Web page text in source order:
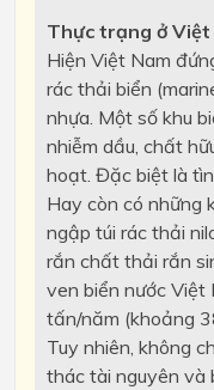
Thực trạng ở Việt
Hiện Việt Nam
rác thải biển
nhựa. Một số khu
nhiễm dầu, chất
hoạt. Đặc biệt là
Hay còn có những
ngập túi rác thải
rắn chất thải rắn
ven biển nước Việt
tấn/năm (khoảng
Tuy nhiên, không
thác tài nguyên và